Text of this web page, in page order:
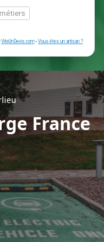
prise
encore
des métiers
proposé parViteUnDevis.com-Vous
France